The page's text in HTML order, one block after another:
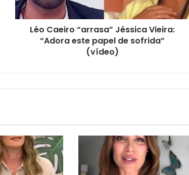
Léo Caeiro “arrasa” Jéssica Vieira:
“Adora este papel de sofrida”
(vídeo)